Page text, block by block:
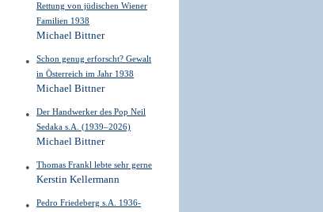
Rettung von jüdischen Wiener
Familien 1938
Michael Bittner
Schon genug erforscht? Gewalt
in Österreich im Jahr 1938
Michael Bittner
Der Handwerker des Pop Neil
Sedaka s.A. (1939–2026)
Michael Bittner
Thomas Frankl lebte sehr gerne
Kerstin Kellermann
Pedro Friedeberg s.A. 1936-